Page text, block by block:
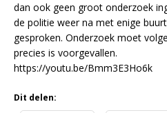
dan ook geen groot onderzoek
de politie weer na met enige
gesproken. Onderzoek moet
precies is voorgevallen.
https://youtu.be/Bmm3E3Ho6k
Dit delen: